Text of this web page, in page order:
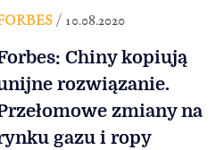
/ 10.08.2020
Chiny kopiują
rozwiązanie.
zmiany na
gazu i ropy